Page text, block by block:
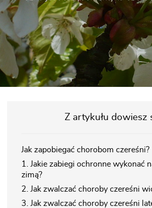
Z artykułu dowiesz
Jak zapobiegać chorobom czereśni?
1. Jakie zabiegi ochronne wykonać
zimą?
2. Jak zwalczać choroby czereśni
3. Jak zwalczać choroby czereśni